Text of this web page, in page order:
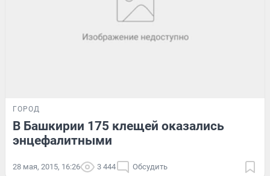
ГОРОД
В Башкирии 175 клещей оказались
энцефалитными
28 мая, 2015, 16:26 3 444 Обсудить